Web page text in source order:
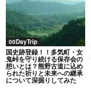
00DayTrip
国史跡登録！！多気町・女
鬼峠を守り続ける保存会の
想いとは？熊野古道に込め
られた祈りと未来への継承
について深掘りしてみた